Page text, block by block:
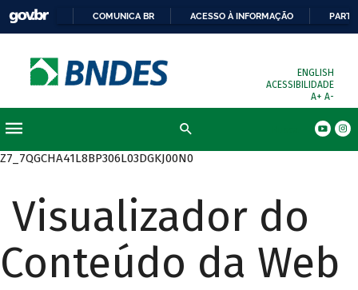
COMUNICA BR ACESSO À INFORMAÇÃO
ENGLISH
ACESSIBILIDADE
A+ A-
Z7_7QGCHA41L8BP306L03DGKJ00N0
Visualizador do
Conteúdo da Web